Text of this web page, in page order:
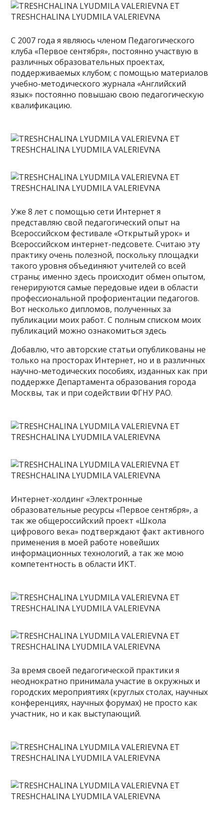
С 2007 года я являюсь членом Педагогического
клуба «Первое сентября», постоянно участвую в
различных образовательных проектах,
поддерживаемых клубом; с помощью материалов
учебно-методического журнала «Английский
язык» постоянно повышаю свою педагогическую
квалификацию.
Уже 8 лет с помощью сети Интернет я
представляю свой педагогический опыт на
Всероссийском фестивале «Открытый урок» и
Всероссийском интернет-педсовете. Считаю эту
практику очень полезной, поскольку площадки
такого уровня объединяют учителей со всей
страны; именно здесь происходит обмен опытом,
генерируются самые передовые идеи в области
профессиональной профориентации педагогов.
Вот несколько дипломов, полученных за
публикации моих работ. С полным списком моих
публикаций можно ознакомиться здесь
Добавлю, что авторские статьи опубликованы не
только на просторах Интернет, но и в различных
научно-методических пособиях, изданных как при
поддержке Департамента образования города
Москвы, так и при содействии ФГНУ РАО.
Интернет-холдинг «Электронные
образовательные ресурсы «Первое сентября», а
так же общероссийский проект «Школа
цифрового века» подтверждают факт активного
применения в моей работе новейших
информационных технологий, а так же мою
компетентность в области ИКТ.
За время своей педагогической практики я
неоднократно принимала участие в окружных и
городских мероприятиях (круглых столах, научных
конференциях, научных форумах) не просто как
участник, но и как выступающий.